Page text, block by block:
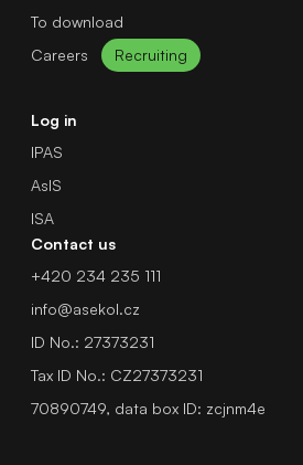
To download
Careers
Recruiting
Log in
IPAS
AsIS
ISA
Contact us
+420 234 235 111
info@asekol.cz
ID No.: 27373231
Tax ID No.: CZ27373231
70890749, data box ID: zcjnm4e